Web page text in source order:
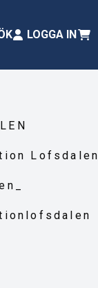
LOGGA IN
Lofsdalen